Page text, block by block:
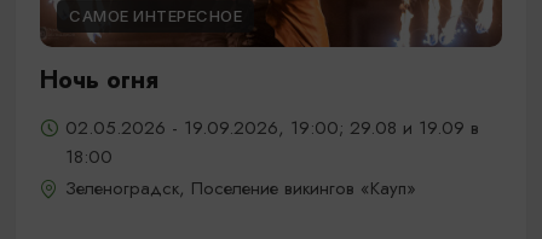
САМОЕ ИНТЕРЕСНОЕ
Ночь огня
02.05.2026 - 19.09.2026, 19:00; 29.08 и 19.09 в
18:00
Зеленоградск, Поселение викингов «Кауп»